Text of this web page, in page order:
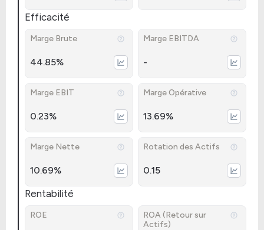
Efficacité
Marge Brute
44.85%
Marge EBITDA
-
Marge EBIT
0.23%
Marge Opérative
13.69%
Marge Nette
10.69%
Rotation des Actifs
0.15
Rentabilité
ROE
ROA (Retour sur
Actifs)